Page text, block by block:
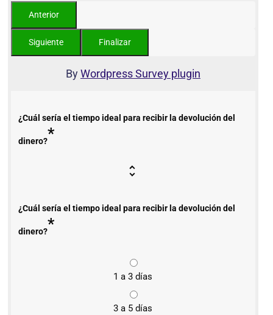
ByWordpress Survey plugin
¿Cuál sería el tiempo ideal para recibir la devolución del
dinero?*
¿Cuál sería el tiempo ideal para recibir la devolución del
dinero?*
1 a 3 días
3 a 5 días